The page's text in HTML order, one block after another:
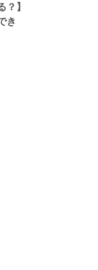
？】
き